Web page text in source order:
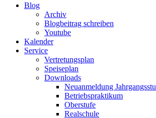
Blog
Archiv
Blogbeitrag schreiben
Youtube
Kalender
Service
Vertretungsplan
Speiseplan
Downloads
Neuanmeldung
Betriebspraktikum
Oberstufe
Realschule